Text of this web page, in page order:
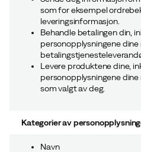
som for eksempel
leveringsinformasjon.
Behandle betalingen din,
personopplysningene dine
Levere produktene dine,
personopplysningene
som valgt av deg.
Kategorier av
Navn